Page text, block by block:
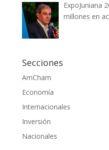
ExpoJuniana
millones en
Secciones
AmCham
Economía
Internacionales
Inversión
Nacionales